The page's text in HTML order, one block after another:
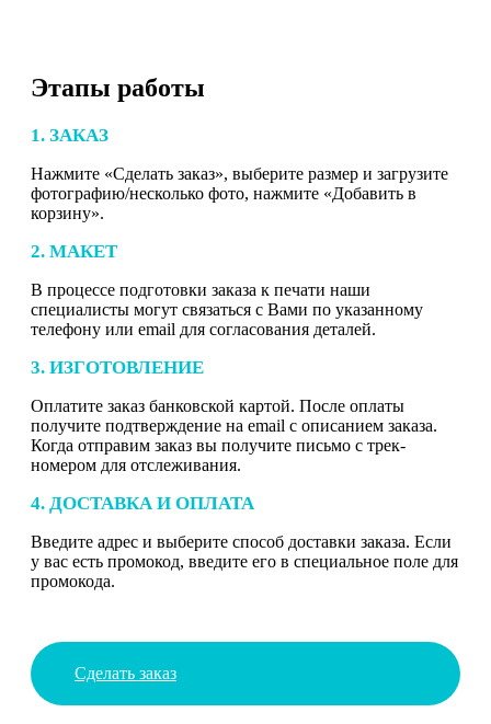
Этапы работы
1. ЗАКАЗ
Нажмите «Сделать заказ», выберите размер и загрузите
фотографию/несколько фото, нажмите «Добавить в
корзину».
2. МАКЕТ
В процессе подготовки заказа к печати наши
специалисты могут связаться с Вами по указанному
телефону или email для согласования деталей.
3. ИЗГОТОВЛЕНИЕ
Оплатите заказ банковской картой. После оплаты
получите подтверждение на email с описанием заказа.
Когда отправим заказ вы получите письмо с трек-
номером для отслеживания.
4. ДОСТАВКА И ОПЛАТА
Введите адрес и выберите способ доставки заказа. Если
у вас есть промокод, введите его в специальное поле для
промокода.
Сделать заказ